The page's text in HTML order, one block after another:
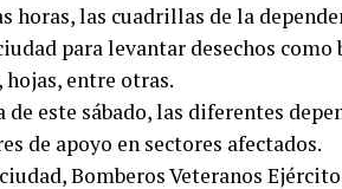
horas, las cuadrillas de la
para levantar desechos
hojas, entre otras.
de este sábado, las diferentes
de apoyo en sectores afectados.
Bomberos Veteranos